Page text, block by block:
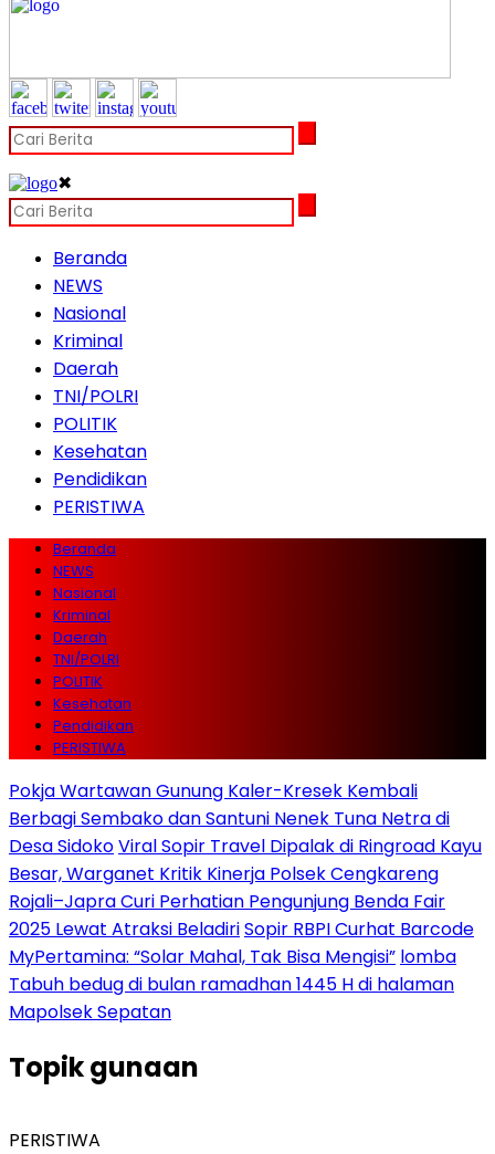
✖
Beranda
NEWS
Nasional
Kriminal
Daerah
TNI/POLRI
POLITIK
Kesehatan
Pendidikan
PERISTIWA
Beranda
NEWS
Nasional
Kriminal
Daerah
TNI/POLRI
POLITIK
Kesehatan
Pendidikan
PERISTIWA
Pokja Wartawan Gunung Kaler-Kresek Kembali
Berbagi Sembako dan Santuni Nenek Tuna Netra di
Desa SidokoViral Sopir Travel Dipalak di Ringroad Kayu
Besar, Warganet Kritik Kinerja Polsek Cengkareng
Rojali–Japra Curi Perhatian Pengunjung Benda Fair
2025 Lewat Atraksi BeladiriSopir RBPI Curhat Barcode
MyPertamina: “Solar Mahal, Tak Bisa Mengisi” lomba
Tabuh bedug di bulan ramadhan 1445 H di halaman
Mapolsek Sepatan
Topikgunaan
PERISTIWA